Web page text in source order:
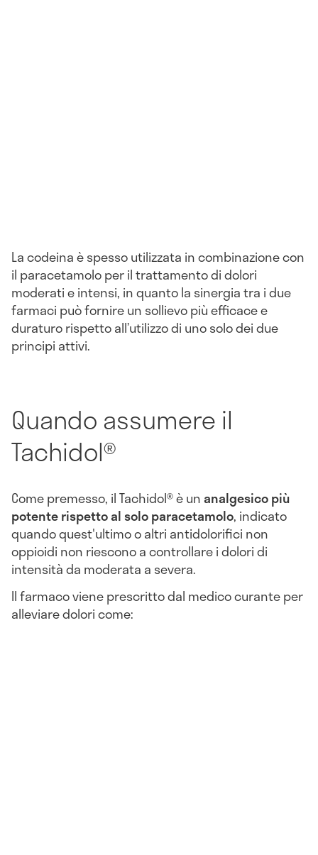
La codeina è spesso utilizzata in combinazione con
il paracetamolo per il trattamento di dolori
moderati e intensi, in quanto la sinergia tra i due
farmaci può fornire un sollievo più efficace e
duraturo rispetto all’utilizzo di uno solo dei due
principi attivi.
Quando assumere il
Tachidol®
Come premesso, il Tachidol® è unanalgesico più
potente rispetto al solo paracetamolo, indicato
quando quest'ultimo o altri antidolorifici non
oppioidi non riescono a controllare i dolori di
intensità da moderata a severa.
Il farmaco viene prescritto dal medico curante per
alleviare dolori come: